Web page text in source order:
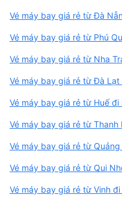
Vé máy bay giá rẻ từ Đà
Vé máy bay giá rẻ từ Phú
Vé máy bay giá rẻ từ Nha
Vé máy bay giá rẻ từ Đà Lạt
Vé máy bay giá rẻ từ Huế đi
Vé máy bay giá rẻ từ Thanh
Vé máy bay giá rẻ từ
Vé máy bay giá rẻ từ Qui
Vé máy bay giá rẻ từ Vinh đi